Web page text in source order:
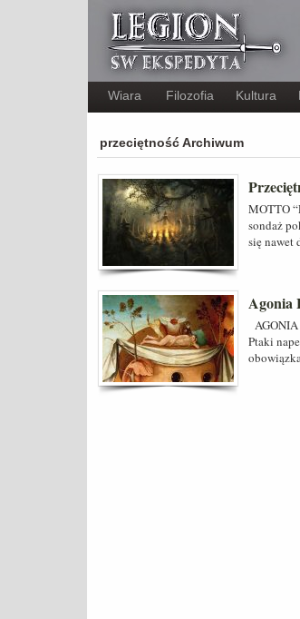
Wiara Filozofia Kultura
przeciętność Archiwum
MOTTO
sondaż
się nawet
Agonia
Ptaki